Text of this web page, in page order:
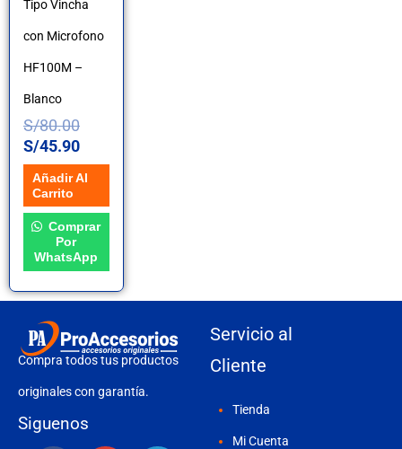
Tipo Vincha
con Microfono
HF100M –
Blanco
S/80.00
S/45.90
Añadir Al
Carrito
Comprar
Por
WhatsApp
Compra todos tus productos
originales con garantía.
Siguenos
Servicio al
Cliente
Tienda
Mi Cuenta